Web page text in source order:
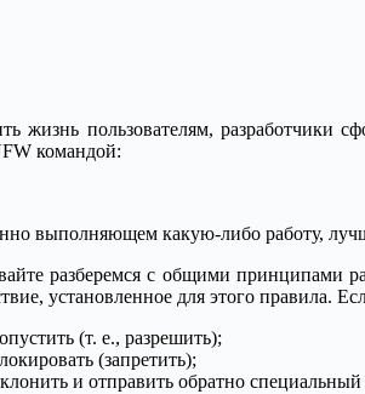
жизнь пользователям,
командой:
выполняющем какую-либо работу,
разберемся с общими принципами
установленное для этого правила.
(т. е., разрешить);
(запретить);
и отправить обратно